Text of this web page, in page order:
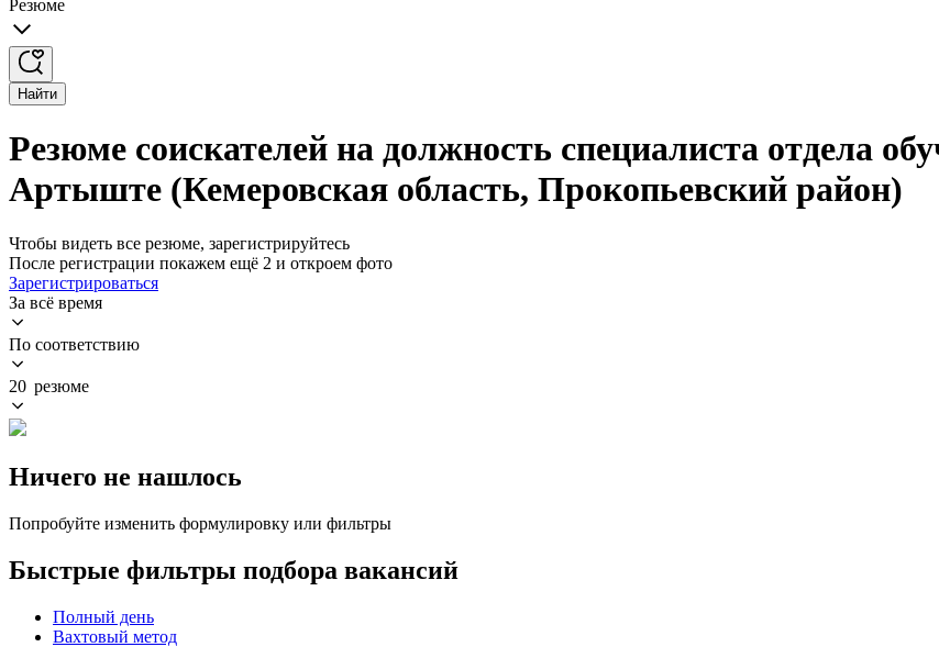
Резюме
Найти
Резюме соискателей на должность специалиста отдела
Артыште (Кемеровская область, Прокопьевский район)
Чтобы видеть все резюме, зарегистрируйтесь
После регистрации покажем ещё 2 и откроем фото
Зарегистрироваться
За всё время
По соответствию
20 резюме
Ничего не нашлось
Попробуйте изменить формулировку или фильтры
Быстрые фильтры подбора вакансий
Полный день
Вахтовый метод